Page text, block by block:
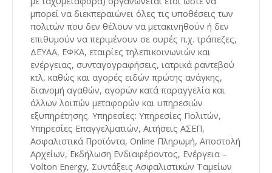
μπορεί να διεκπεραιώνει όλες τις υποθέσεις των
πολιτών που δεν θέλουν να μετακινηθούν ή δεν
επιθυμούν να περιμένουν σε ουρές π.χ. τράπεζες,
ΔΕΥΑΑ, ΕΦΚΑ, εταιρίες τηλεπικοινωνιών και
ενέργειας, συνταγογραφήσεις, ιατρικά ραντεβού
κτλ, καθώς και αγορές ειδών πρώτης ανάγκης,
διανομή αγαθών, αγορών κατά παραγγελία και
άλλων λοιπών μεταφορών και υπηρεσιών
εξυπηρέτησης. Υπηρεσίες: Υπηρεσίες Πολιτών,
Υπηρεσίες Επαγγελματιών, Αιτήσεις ΑΣΕΠ,
Ασφαλιστικά Προϊόντα, Online Πληρωμή, Αποστολή
Αρχείων, Εκδήλωση Ενδιαφέροντος, Ενέργεια –
Volton Energy, Συντάξεις Ασφαλιστικών Ταμείων